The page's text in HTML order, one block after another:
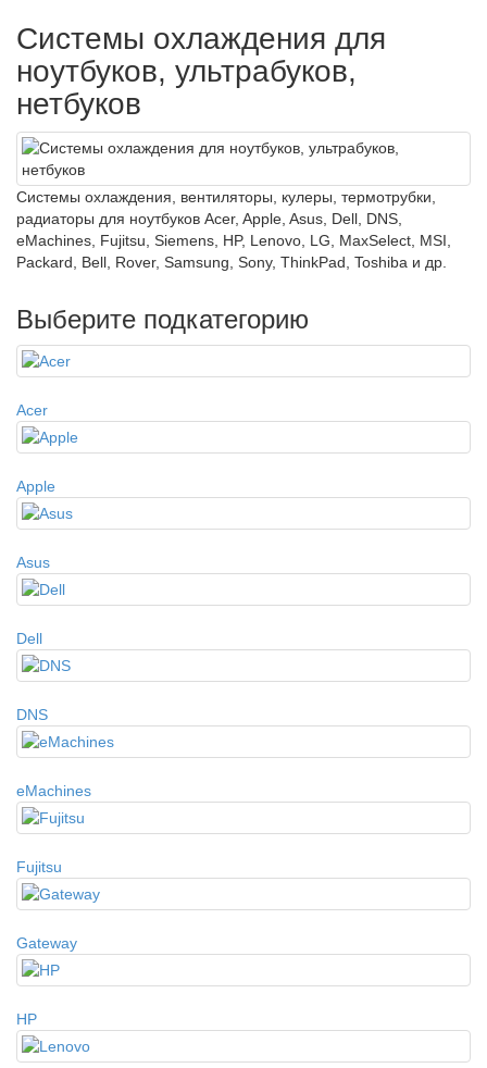
Системы охлаждения для
ноутбуков, ультрабуков,
нетбуков
Системы охлаждения, вентиляторы, кулеры, термотрубки,
радиаторы для ноутбуков Acer, Apple, Asus, Dell, DNS,
eMachines, Fujitsu, Siemens, HP, Lenovo, LG, MaxSelect, MSI,
Packard, Bell, Rover, Samsung, Sony, ThinkPad, Toshiba и др.
Выберите подкатегорию
Acer
Apple
Asus
Dell
DNS
eMachines
Fujitsu
Gateway
HP